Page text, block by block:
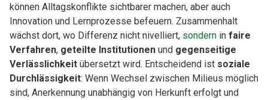
können Alltagskonflikte sichtbarer machen, aber auch
Innovation und Lernprozesse befeuern. Zusammenhalt
wächst dort, wo Differenz nicht nivelliert, sondernin faire
Verfahren, geteilte Institutionenund gegenseitige
Verlässlichkeitübersetzt wird. Entscheidend ist soziale
Durchlässigkeit: Wenn Wechsel zwischen Milieus möglich
sind, Anerkennung unabhängig von Herkunft erfolgt und